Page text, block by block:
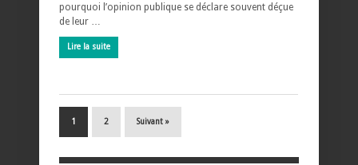
pourquoi l’opinion publique se déclare souvent déçue
de leur …
Lire la suite
1 2 Suivant »